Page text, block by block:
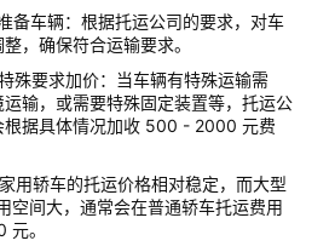
备车辆：根据托运公司的要求，对车
，确保符合运输要求。
殊要求加价：当车辆有特殊运输需
输，或需要特殊固定装置等，托运公
根据具体情况加收 500 - 2000 元费
用轿车的托运价格相对稳定，而大型
空间大，通常会在普通轿车托运费用
。